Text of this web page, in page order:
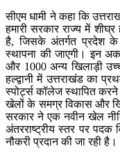
सीएम धामी ने कहा कि
हमारी सरकार राज्य में
है, जिसके अंतर्गत प्रदेश
स्थापना की जाएगी। इन
और 1000 अन्य खिलाड़ी
हल्द्वानी में उत्तराखंड का
स्पोर्ट्स कॉलेज स्थापित
खेलों के समग्र विकास और
सरकार ने एक नवीन खेल
अंतरराष्ट्रीय स्तर पर पदक
नौकरी प्रदान की जा रही है।